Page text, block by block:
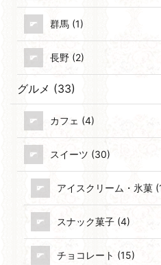
群馬 (1)
長野 (2)
グルメ (33)
カフェ (4)
スイーツ (30)
アイスクリーム・氷菓
スナック菓子 (4)
チョコレート (15)